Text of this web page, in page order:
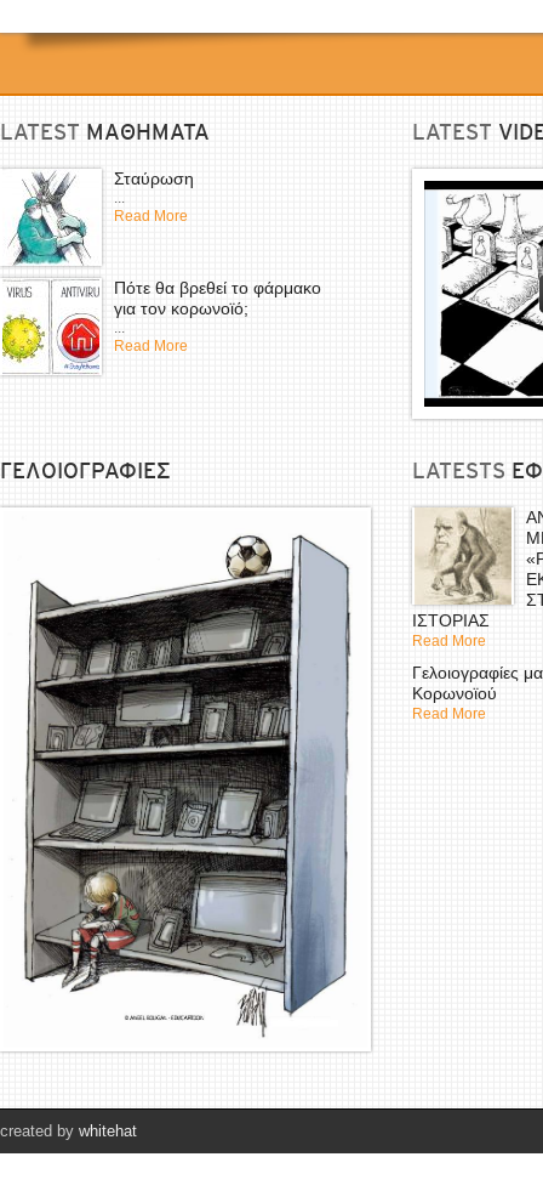
LATEST ΜΑΘΗΜΑΤΑ
Σταύρωση
...
Read More
Πότε θα βρεθεί το φάρμακο
για τον κορωνοϊό;
...
Read More
LATEST
ΓΕΛΟΙΟΓΡΑΦΙΕΣ LATESTS
ΙΣΤΟΡΙΑΣ
Read More
Γελοιογραφίες
Κορωνοϊού
Read More
created by whitehat